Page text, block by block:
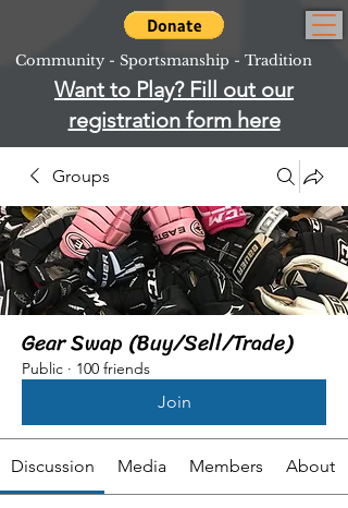
Community - Sportsmanship - Tradition
Want to Play? Fill out our
registration form here
Groups
Gear Swap (Buy/Sell/Trade)
Public · 100 friends
Join
Discussion Media Members About